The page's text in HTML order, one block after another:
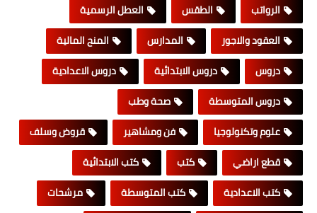
الرواتب
الطقس
العطل الرسمية
العقود والاجور
المدارس
المنح المالية
دروس
دروس الابتدائية
دروس الاعدادية
دروس المتوسطة
صحة وطب
علوم وتكنولوجيا
فن ومشاهير
قروض وسلف
قطع اراضي
كتب
كتب الابتدائية
كتب الاعدادية
كتب المتوسطة
مرشحات